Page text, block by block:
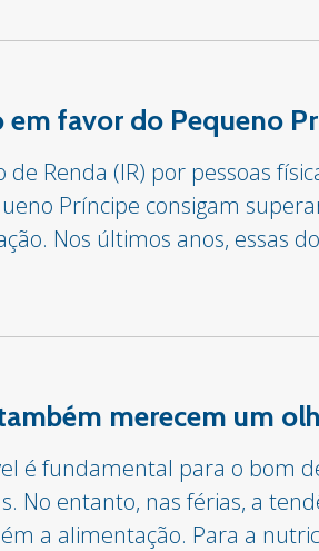
em favor do Pequeno
Renda (IR) por pessoas
Príncipe consigam
Nos últimos anos, essas
merecem um
é fundamental para o bom
No entanto, nas férias, a
a alimentação. Para a